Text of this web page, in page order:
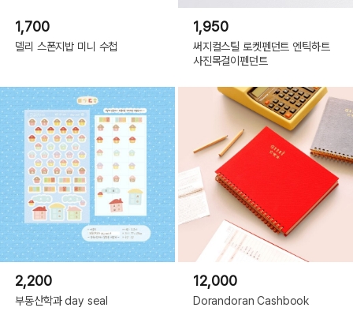
1,700
델리 스폰지밥 미니 수첩
1,950
써지컬스틸 로켓펜던트 엔틱하트
사진목걸이펜던트
2,200
부동산학과 day seal
12,000
Dorandoran Cashbook